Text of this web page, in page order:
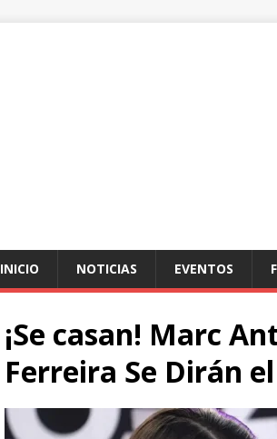
INICIO NOTICIAS EVENTOS
¡Se casan! Marc
Ferreira Se Dirán el